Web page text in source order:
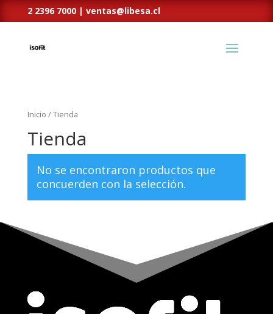
2 2396 7000 | ventas@libesa.cl
Inicio / Tienda
Tienda
No se encontraron productos que
concuerden con la selección.